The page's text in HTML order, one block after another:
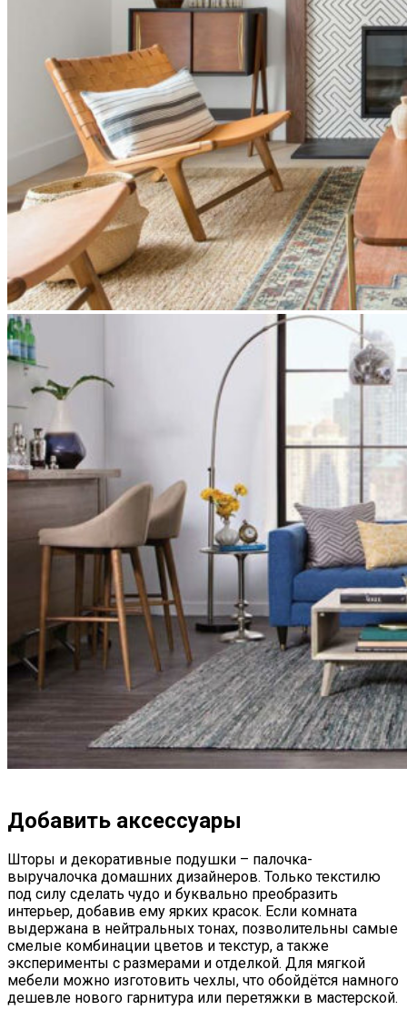
Добавить аксессуары
Шторы и декоративные подушки – палочка-
выручалочка домашних дизайнеров. Только текстилю
под силу сделать чудо и буквально преобразить
интерьер, добавив ему ярких красок. Если комната
выдержана в нейтральных тонах, позволительны самые
смелые комбинации цветов и текстур, а также
эксперименты с размерами и отделкой. Для мягкой
мебели можно изготовить чехлы, что обойдётся намного
дешевле нового гарнитура или перетяжки в мастерской.